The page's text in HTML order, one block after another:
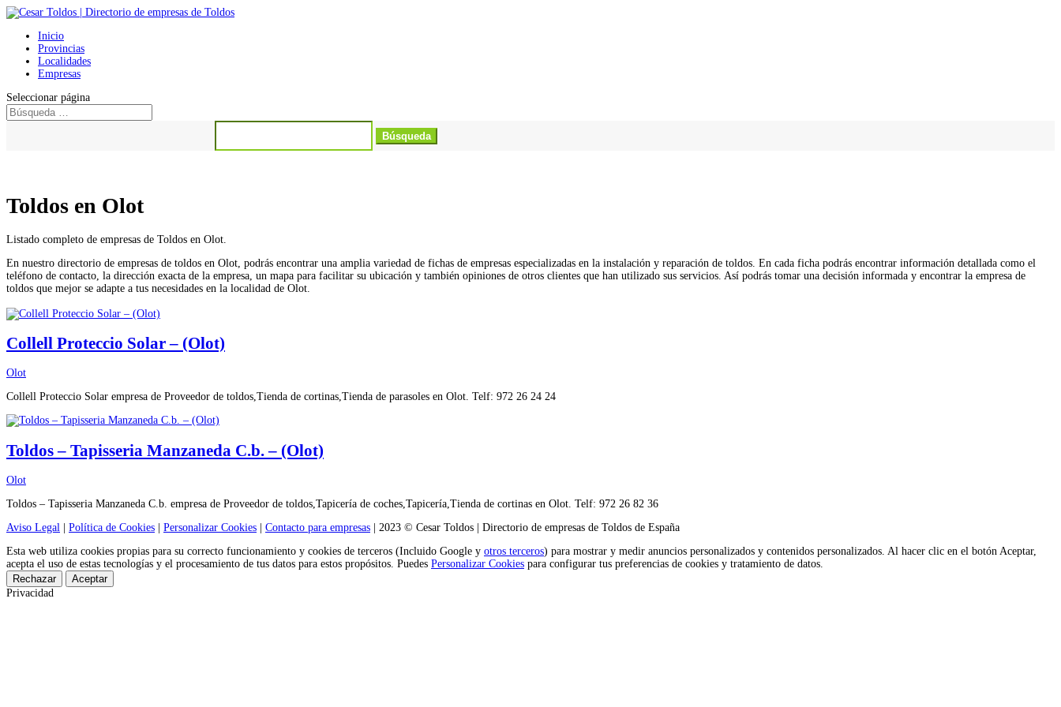
Inicio
Provincias
Localidades
Empresas
Seleccionar página
Buscar:
Toldos en Olot
Listado completo de empresas de Toldos en Olot.
En nuestro directorio de empresas de toldos en Olot, podrás encontrar una amplia variedad de fichas de empresas especializadas en la instalación y reparación de toldos. En cada ficha podrás encontrar información detallada como el
teléfono de contacto, la dirección exacta de la empresa, un mapa para facilitar su ubicación y también opiniones de otros clientes que han utilizado sus servicios. Así podrás tomar una decisión informada y encontrar la empresa de
toldos que mejor se adapte a tus necesidades en la localidad de Olot.
Collell Proteccio Solar – (Olot)
Olot
Collell Proteccio Solar empresa de Proveedor de toldos,Tienda de cortinas,Tienda de parasoles en Olot. Telf: 972 26 24 24
Toldos – Tapisseria Manzaneda C.b. – (Olot)
Olot
Toldos – Tapisseria Manzaneda C.b. empresa de Proveedor de toldos,Tapicería de coches,Tapicería,Tienda de cortinas en Olot. Telf: 972 26 82 36
Aviso Legal
Política de Cookies Personalizar Cookies Contacto para empresas | 2023 © Cesar Toldos | Directorio de empresas de Toldos de España
Esta web utiliza cookies propias para su correcto funcionamiento y cookies de terceros (Incluido Google y otros terceros) para mostrar y medir anuncios personalizados y contenidos personalizados. Al hacer clic en el botón Aceptar,
acepta el uso de estas tecnologías y el procesamiento de tus datos para estos propósitos. Puedes Personalizar Cookies para configurar tus preferencias de cookies y tratamiento de datos.
Rechazar
Aceptar
Privacidad